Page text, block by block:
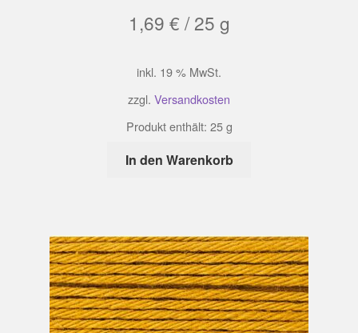
1,69 € /25 g
inkl. 19 % MwSt.
zzgl. Versandkosten
Produkt enthält: 25g
In den Warenkorb